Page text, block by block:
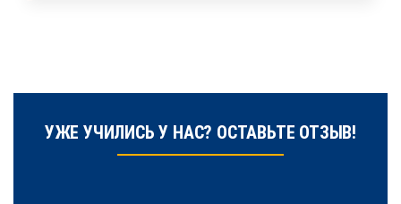
УЖЕ УЧИЛИСЬ У НАС? ОСТАВЬТЕ ОТЗЫВ!